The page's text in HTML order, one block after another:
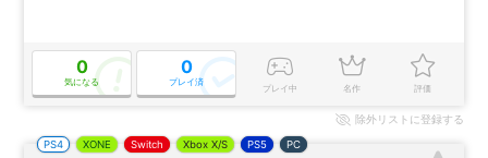
0
気になる
0
プレイ済
プレイ中 名作 評価
除外リストに登録する
PS4 XONE Switch Xbox X/S PS5 PC